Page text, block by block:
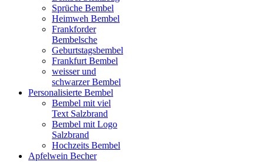
Sprüche Bembel
Heimweh Bembel
Frankforder
Bembelsche
Geburtstagsbembel
Frankfurt Bembel
weisser und
schwarzer Bembel
Personalisierte Bembel
Bembel mit viel
Text Salzbrand
Bembel mit Logo
Salzbrand
Hochzeits Bembel
Apfelwein Becher